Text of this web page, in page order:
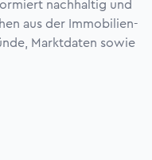
nachhaltig und
aus der Immobilien-
Marktdaten sowie